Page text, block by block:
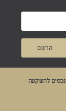
נכסים להשקעה